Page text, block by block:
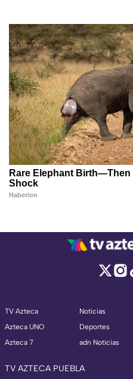
TV Azteca
Azteca UNO
Azteca 7
Noticias
Deportes
adn Noticias
TV AZTECA PUEBLA